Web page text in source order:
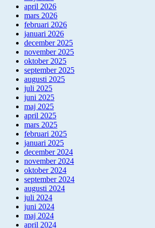
april 2026
mars 2026
februari 2026
januari 2026
december 2025
november 2025
oktober 2025
september 2025
augusti 2025
juli 2025
juni 2025
maj 2025
april 2025
mars 2025
februari 2025
januari 2025
december 2024
november 2024
oktober 2024
september 2024
augusti 2024
juli 2024
juni 2024
maj 2024
april 2024